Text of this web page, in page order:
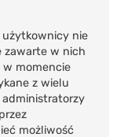
nie
zawarte w nich
w momencie
z wielu
możliwość